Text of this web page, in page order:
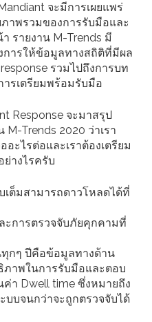
จะมีการเผยแพร่
าพรวมของการรับมือและ
รายงาน M-Trends มี
ารให้ข้อมูลทางสถิติที่มีผล
รวมไปถึงการบท
ารเตรียมพร้อมรับมือ
Response จะมาสรุป
Trends 2020 ว่าเรา
อะไรต่อและเราต้องเตรียม
ย่างไรครับ
เต็มสามารถดาวโหลดได้ที่
ะการตรวจจับภัยคุกคามที่
กๆ ปีคือข้อมูลทางด้าน
าพในการรับมือและตอบ
า Dwell time ซึ่งหมายถึง
บบจนกว่าจะถูกตรวจจับได้